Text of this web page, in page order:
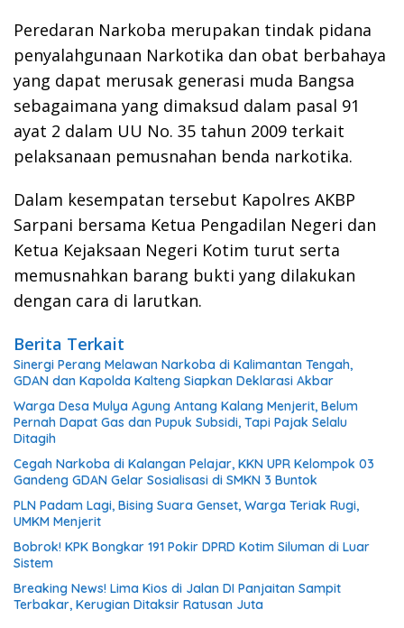
Peredaran Narkoba merupakan tindak pidana
penyalahgunaan Narkotika dan obat berbahaya
yang dapat merusak generasi muda Bangsa
sebagaimana yang dimaksud dalam pasal 91
ayat 2 dalam UU No. 35 tahun 2009 terkait
pelaksanaan pemusnahan benda narkotika.
Dalam kesempatan tersebut Kapolres AKBP
Sarpani bersama Ketua Pengadilan Negeri dan
Ketua Kejaksaan Negeri Kotim turut serta
memusnahkan barang bukti yang dilakukan
dengan cara di larutkan.
Berita Terkait
Sinergi Perang Melawan Narkoba di Kalimantan Tengah,
GDAN dan Kapolda Kalteng Siapkan Deklarasi Akbar
Warga Desa Mulya Agung Antang Kalang Menjerit, Belum
Pernah Dapat Gas dan Pupuk Subsidi, Tapi Pajak Selalu
Ditagih
Cegah Narkoba di Kalangan Pelajar, KKN UPR Kelompok 03
Gandeng GDAN Gelar Sosialisasi di SMKN 3 Buntok
PLN Padam Lagi, Bising Suara Genset, Warga Teriak Rugi,
UMKM Menjerit
Bobrok! KPK Bongkar 191 Pokir DPRD Kotim Siluman di Luar
Sistem
Breaking News! Lima Kios di Jalan DI Panjaitan Sampit
Terbakar, Kerugian Ditaksir Ratusan Juta